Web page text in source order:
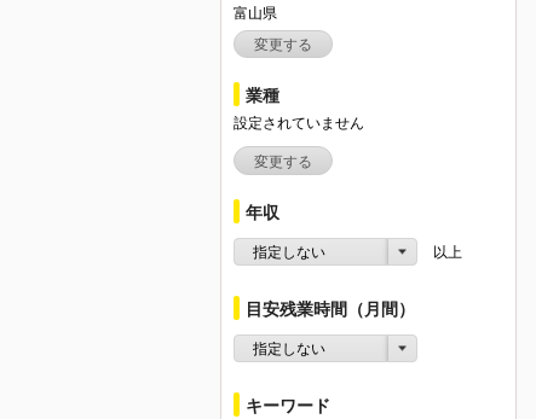
富山県
変更する
業種
設定されていません
変更する
年収
指定しない 以上
目安残業時間（月間）
指定しない
キーワード